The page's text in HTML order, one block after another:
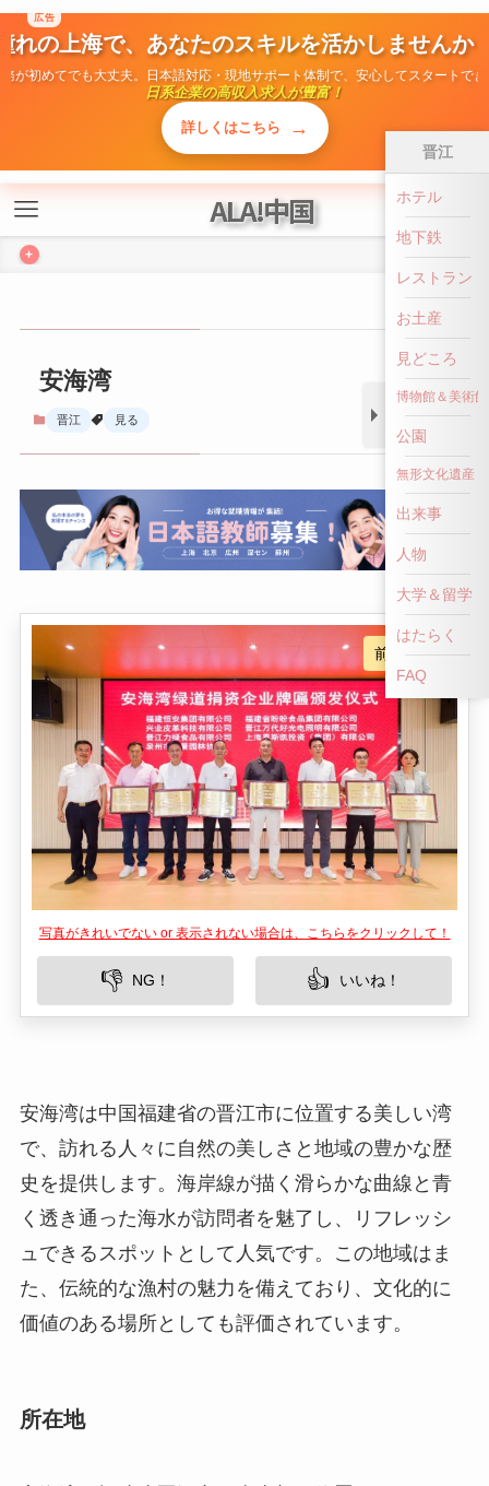
広告
れの上海で、あなたのスキルを活かしませんか
が初めてでも大丈夫。日本語対応・現地サポート体制で、安心してスタートで
日系企業の高収入求人が豊富！
詳しくはこちら
ALA!中国
安海湾
前へ戻る
写真がきれいでない or 表示されない場合は、こちらをクリックして！
👎 NG！ 👍 いいね！
安海湾は中国福建省の晋江市に位置する美しい湾
で、訪れる人々に自然の美しさと地域の豊かな歴
史を提供します。海岸線が描く滑らかな曲線と青
た、伝統的な漁村の魅力を備えており、文化的に
価値のある場所としても評価されています。
所在地
安海湾は福建省晋江市の南東部に位置していま
的には台湾海峡に面しており、温暖な気候と風光
晋江
ホテル
地下鉄
レストラン
お土産
見どころ
博物館＆美術館
公園
無形文化遺産
出来事
人物
大学＆留学
はたらく
FAQ